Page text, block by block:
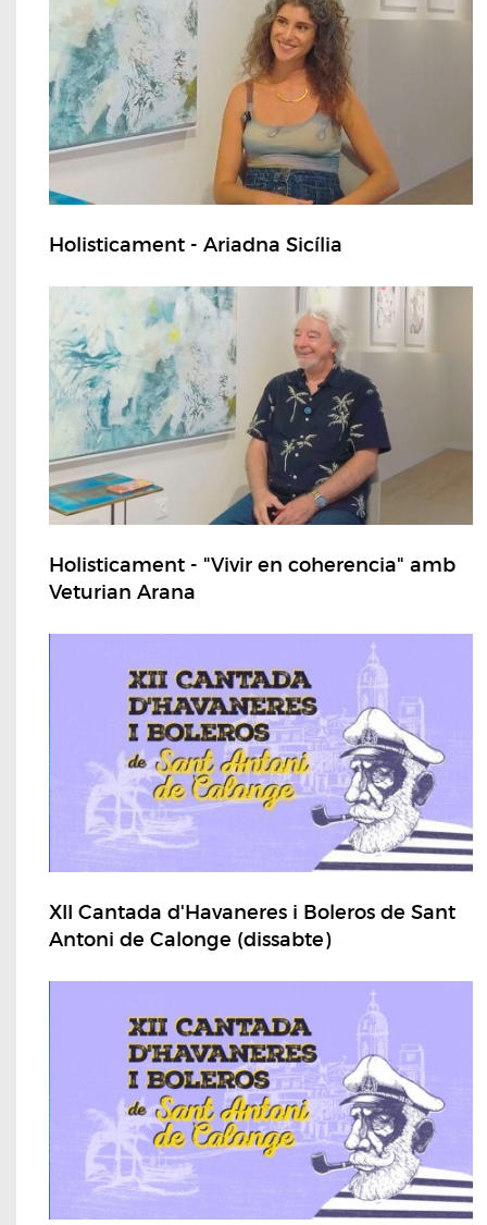
Holisticament - Ariadna Sicília
Holisticament - "Vivir en coherencia" amb
Veturian Arana
XII Cantada d'Havaneres i Boleros de Sant
Antoni de Calonge (dissabte)